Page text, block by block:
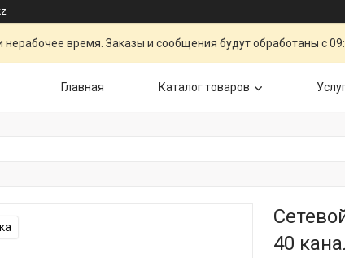
нерабочее время. Заказы и сообщения будут обработаны с
Главная Каталог товаров
40